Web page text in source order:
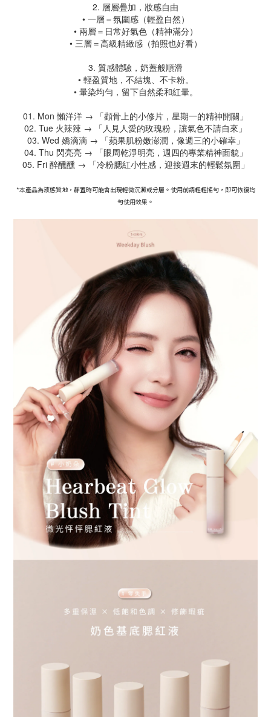
2. 層層疊加，妝感自由
• 一層＝氛圍感（輕盈自然）
• 兩層＝日常好氣色（精神滿分）
• 三層＝高級精緻感（拍照也好看）
3. 質感體驗，奶蓋般順滑
• 輕盈質地，不結塊、不卡粉。
• 暈染均勻，留下自然柔和紅暈。
01. Mon 懶洋洋 → 「顴骨上的小修片，星期一的精神開關」
02. Tue 火辣辣 → 「人見人愛的玫瑰粉，讓氣色不請自來」
03. Wed 嬌滴滴 → 「蘋果肌粉嫩澎潤，像週三的小確幸」
04. Thu 閃亮亮 → 「眼周乾淨明亮，週四的專業精神面貌」
05. Fri 醉醺醺 → 「冷粉腮紅小性感，迎接週末的輕鬆氛圍」
*本產品為液態質地，靜置時可能會出現輕微沉澱或分層。使用前請輕輕搖勻，即可恢復均
勻使用效果。